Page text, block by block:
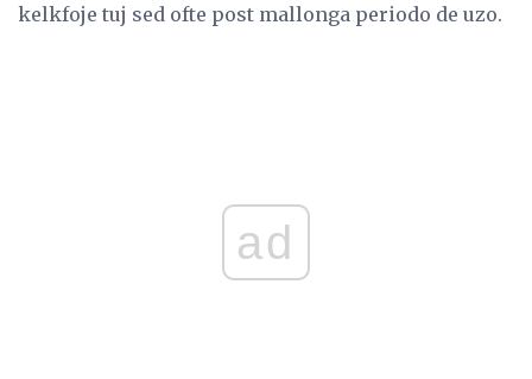
kelkfoje tuj sed ofte post mallonga periodo de uzo.
ad